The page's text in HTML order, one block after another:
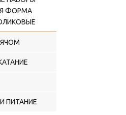
ФОРМА
ПИТАНИЕ